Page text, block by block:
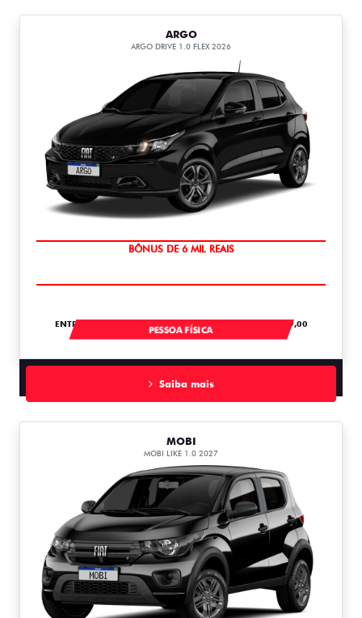
ARGO
ARGO DRIVE 1.0 FLEX 2026
TAXA ZERO
ENTRADA DE R$ 54.967,04 +30 PARCELAS DE R$ 1.379,00
PESSOA FÍSICA
Saiba mais
MOBI
MOBI LIKE 1.0 2027